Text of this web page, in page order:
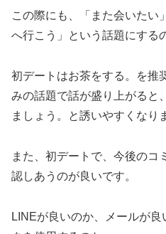
この際にも、「また会いたい
へ行こう」という話題にする
初デートはお茶をする。を推
みの話題で話が盛り上がると
ましょう。と誘いやすくなり
また、初デートで、今後のコ
認しあうのが良いです。
LINEが良いのか、メールが